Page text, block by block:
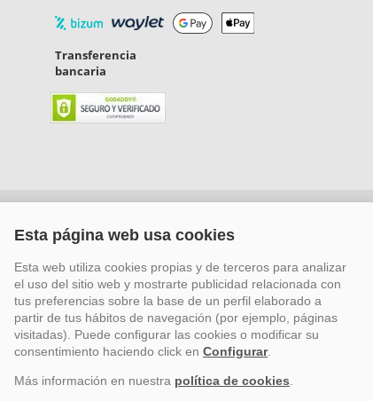
Transferencia
bancaria
Málaga. CP: 29006) Tel: +34 917 815 555 -
2
mediante el impulso de la innovación, el desarrollo
de Acción durante el año 2026 para reforzar su